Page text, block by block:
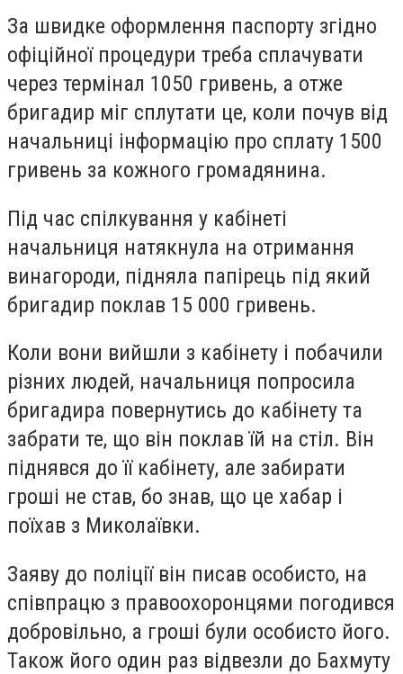
За швидке оформлення паспорту згідно
офіційної процедури треба сплачувати
через термінал 1050 гривень, а отже
бригадир міг сплутати це, коли почув від
начальниці інформацію про сплату 1500
гривень за кожного громадянина.
Під час спілкування у кабінеті
начальниця натякнула на отримання
винагороди, підняла папірець під який
бригадир поклав 15 000 гривень.
Коли вони вийшли з кабінету і побачили
різних людей, начальниця попросила
бригадира повернутись до кабінету та
забрати те, що він поклав їй на стіл. Він
піднявся до її кабінету, але забирати
гроші не став, бо знав, що це хабар і
поїхав з Миколаївки.
Заяву до поліції він писав особисто, на
співпрацю з правоохоронцями погодився
добровільно, а гроші були особисто його.
Також його один раз відвезли до Бахмуту